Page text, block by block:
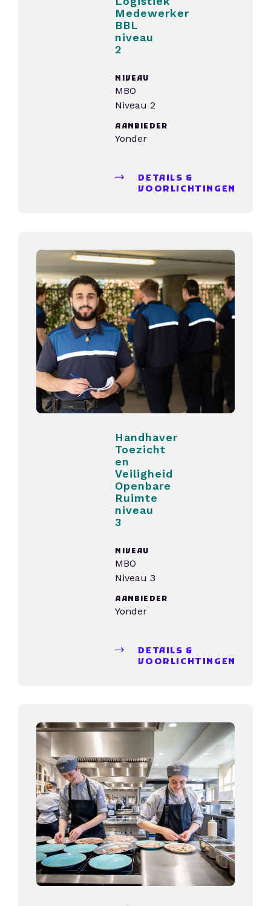
Medewerker
BBL
niveau
2
NIVEAU
MBO
Niveau 2
AANBIEDER
Yonder
DETAILS &
VOORLICHTINGEN
Handhaver
Toezicht
en
Veiligheid
Openbare
Ruimte
niveau
3
NIVEAU
MBO
Niveau 3
AANBIEDER
Yonder
DETAILS &
VOORLICHTINGEN